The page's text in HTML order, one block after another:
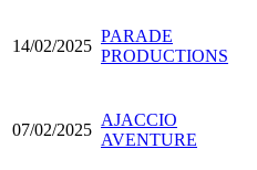
14/02/2025
PARADE
PRODUCTIONS
07/02/2025
AJACCIO
AVENTURE